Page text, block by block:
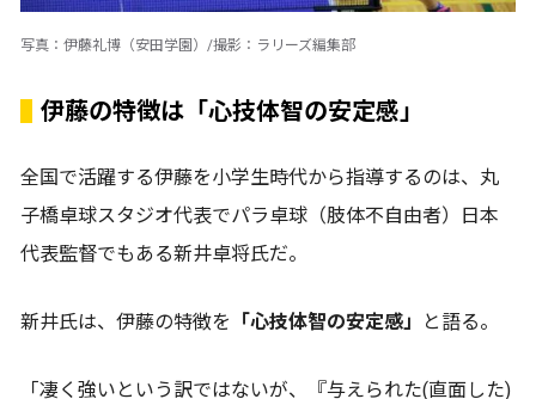
写真：伊藤礼博（安田学園）/撮影：ラリーズ編集部
伊藤の特徴は「心技体智の安定感」
全国で活躍する伊藤を小学生時代から指導するのは、丸
子橋卓球スタジオ代表でパラ卓球（肢体不自由者）日本
代表監督でもある新井卓将氏だ。
新井氏は、伊藤の特徴を 「心技体智の安定感」 と語る。
「凄く強いという訳ではないが、『与えられた(直面した)